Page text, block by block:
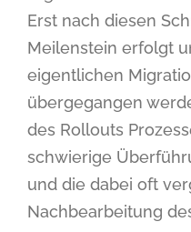
Erst nach diesen
Meilenstein erfolgt
eigentlichen
übergegangen
des Rollouts
schwierige
und die dabei oft
Nachbearbeitung